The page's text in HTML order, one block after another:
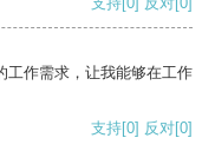
工作需求，让我能够在工作
支持[0] 反对[0]